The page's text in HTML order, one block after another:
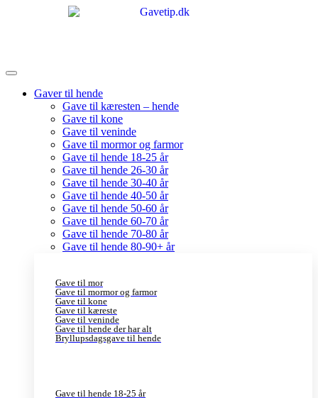
Gaver til hende
Gave til kæresten – hende
Gave til kone
Gave til veninde
Gave til mormor og farmor
Gave til hende 18-25 år
Gave til hende 26-30 år
Gave til hende 30-40 år
Gave til hende 40-50 år
Gave til hende 50-60 år
Gave til hende 60-70 år
Gave til hende 70-80 år
Gave til hende 80-90+ år
Gave til mor
Gave til mormor og farmor
Gave til kone
Gave til kæreste
Gave til veninde
Gave til hende der har alt
Bryllupsdagsgave til hende
Gave til hende 18-25 år